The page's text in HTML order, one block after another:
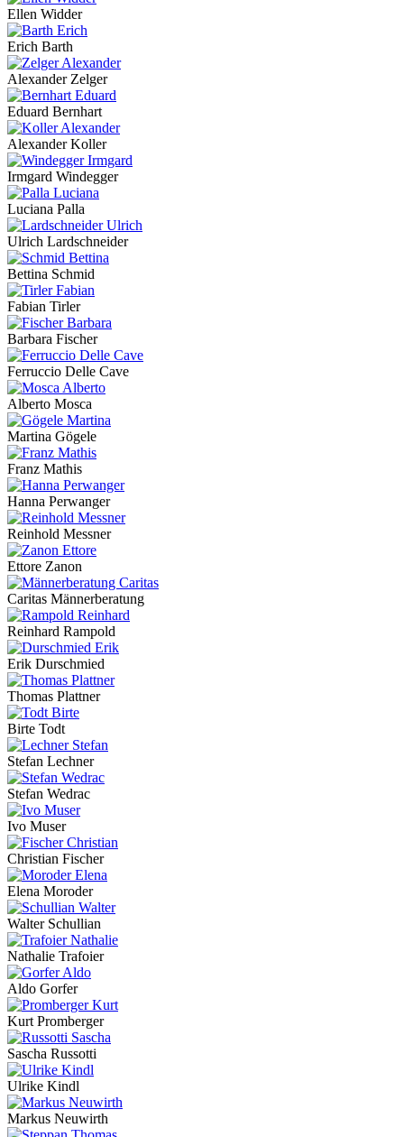
Ellen Widder
Erich Barth
Alexander Zelger
Eduard Bernhart
Alexander Koller
Irmgard Windegger
Luciana Palla
Ulrich Lardschneider
Bettina Schmid
Fabian Tirler
Barbara Fischer
Ferruccio Delle Cave
Alberto Mosca
Martina Gögele
Franz Mathis
Hanna Perwanger
Reinhold Messner
Ettore Zanon
Caritas Männerberatung
Reinhard Rampold
Erik Durschmied
Thomas Plattner
Birte Todt
Stefan Lechner
Stefan Wedrac
Ivo Muser
Christian Fischer
Elena Moroder
Walter Schullian
Nathalie Trafoier
Aldo Gorfer
Kurt Promberger
Sascha Russotti
Ulrike Kindl
Markus Neuwirth